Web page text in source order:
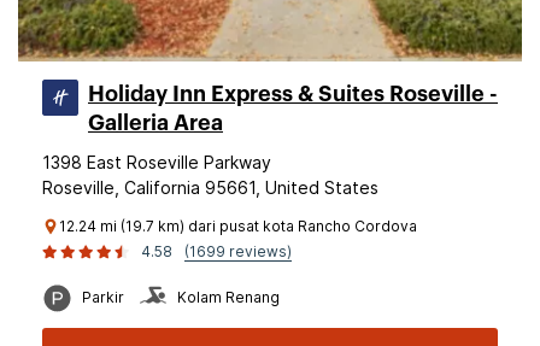
Holiday Inn Express & Suites Roseville -
Galleria Area
1398 East Roseville Parkway
Roseville, California 95661, United States
12.24 mi (19.7 km) dari pusat kota Rancho Cordova
4.58
(1699 reviews)
Parkir Kolam Renang